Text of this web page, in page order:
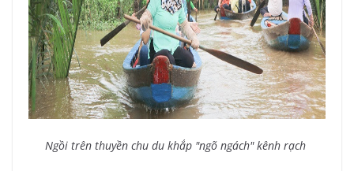
Ngồi trên thuyền chu du khắp "ngõ ngách" kênh rạch